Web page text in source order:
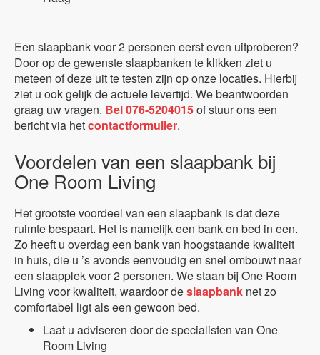
Een slaapbank voor 2 personen eerst even uitproberen?
Door op de gewenste slaapbanken te klikken ziet u
meteen of deze uit te testen zijn op onze locaties. Hierbij
ziet u ook gelijk de actuele levertijd. We beantwoorden
graag uw vragen. Bel 076-5204015of stuur ons een
bericht via hetcontactformulier.
Voordelen van een slaapbank bij
One Room Living
Het grootste voordeel van een slaapbank is dat deze
ruimte bespaart. Het is namelijk een bank en bed in een.
Zo heeft u overdag een bank van hoogstaande kwaliteit
in huis, die u ’s avonds eenvoudig en snel ombouwt naar
een slaapplek voor 2 personen. We staan bij One Room
Living voor kwaliteit, waardoor deslaapbank net zo
comfortabel ligt als een gewoon bed.
Laat u adviseren door de specialisten van One
Room Living